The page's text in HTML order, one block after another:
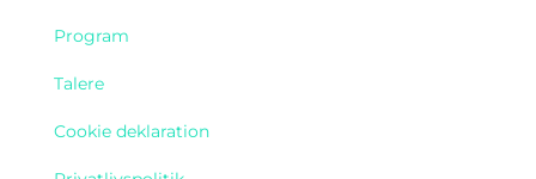
Program
Talere
Cookie deklaration